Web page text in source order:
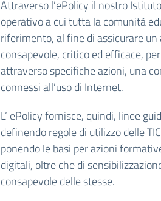
Attraverso l’ePolicy il nostro
operativo a cui tutta la comunità
riferimento, al fine di assicurare
consapevole, critico ed efficace,
attraverso specifiche azioni, una
connessi all’uso di Internet.
L’ ePolicy fornisce, quindi, linee
definendo regole di utilizzo delle
ponendo le basi per azioni
digitali, oltre che di
consapevole delle stesse.